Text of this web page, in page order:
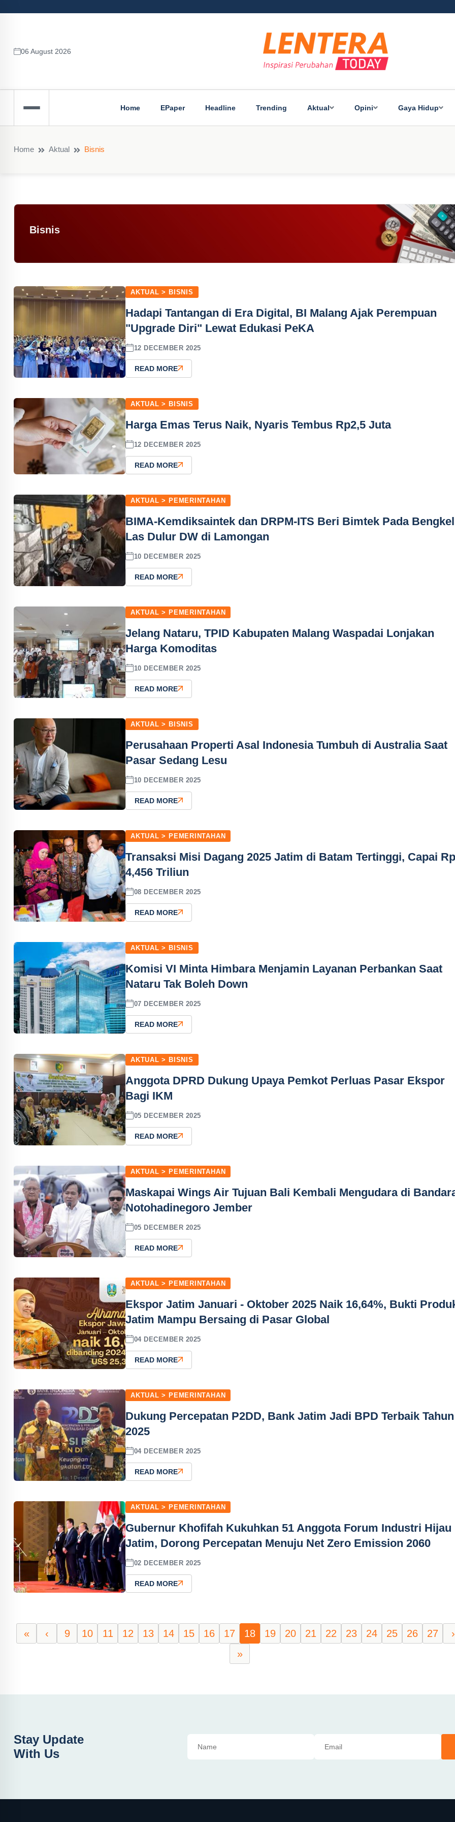
06 August 2026
Home EPaper Headline Trending Aktual Opini Gaya Hidup
Home Aktual Bisnis
Bisnis
AKTUAL > BISNIS
Hadapi Tantangan di Era Digital, BI Malang Ajak Perempuan
"Upgrade Diri" Lewat Edukasi PeKA
12 DECEMBER 2025
READ MORE
AKTUAL > BISNIS
Harga Emas Terus Naik, Nyaris Tembus Rp2,5 Juta
12 DECEMBER 2025
READ MORE
AKTUAL > PEMERINTAHAN
BIMA-Kemdiksaintek dan DRPM-ITS Beri Bimtek Pada Bengkel
Las Dulur DW di Lamongan
10 DECEMBER 2025
READ MORE
AKTUAL > PEMERINTAHAN
Jelang Nataru, TPID Kabupaten Malang Waspadai Lonjakan
Harga Komoditas
10 DECEMBER 2025
READ MORE
AKTUAL > BISNIS
Perusahaan Properti Asal Indonesia Tumbuh di Australia Saat
Pasar Sedang Lesu
10 DECEMBER 2025
READ MORE
AKTUAL > PEMERINTAHAN
Transaksi Misi Dagang 2025 Jatim di Batam Tertinggi, Capai Rp
4,456 Triliun
08 DECEMBER 2025
READ MORE
AKTUAL > BISNIS
Komisi VI Minta Himbara Menjamin Layanan Perbankan Saat
Nataru Tak Boleh Down
07 DECEMBER 2025
READ MORE
AKTUAL > BISNIS
Anggota DPRD Dukung Upaya Pemkot Perluas Pasar Ekspor
Bagi IKM
05 DECEMBER 2025
READ MORE
AKTUAL > PEMERINTAHAN
Maskapai Wings Air Tujuan Bali Kembali Mengudara di
Notohadinegoro Jember
05 DECEMBER 2025
READ MORE
AKTUAL > PEMERINTAHAN
Ekspor Jatim Januari - Oktober 2025 Naik 16,64%, Bukti
Jatim Mampu Bersaing di Pasar Global
04 DECEMBER 2025
READ MORE
AKTUAL > PEMERINTAHAN
Dukung Percepatan P2DD, Bank Jatim Jadi BPD Terbaik Tahun
2025
04 DECEMBER 2025
READ MORE
AKTUAL > PEMERINTAHAN
Gubernur Khofifah Kukuhkan 51 Anggota Forum Industri Hijau
Jatim, Dorong Percepatan Menuju Net Zero Emission 2060
02 DECEMBER 2025
READ MORE
« ‹ 9 10 11 12 13 14 15 16 17 18 19 20 21 22 23 24 25 26 27
›
»
Stay Update
With Us